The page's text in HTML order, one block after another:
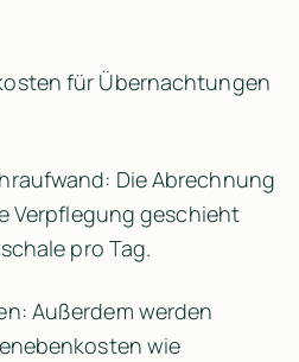
für Übernachtungen
Die Abrechnung
Verpflegung geschieht
pro Tag.
Außerdem werden
wie